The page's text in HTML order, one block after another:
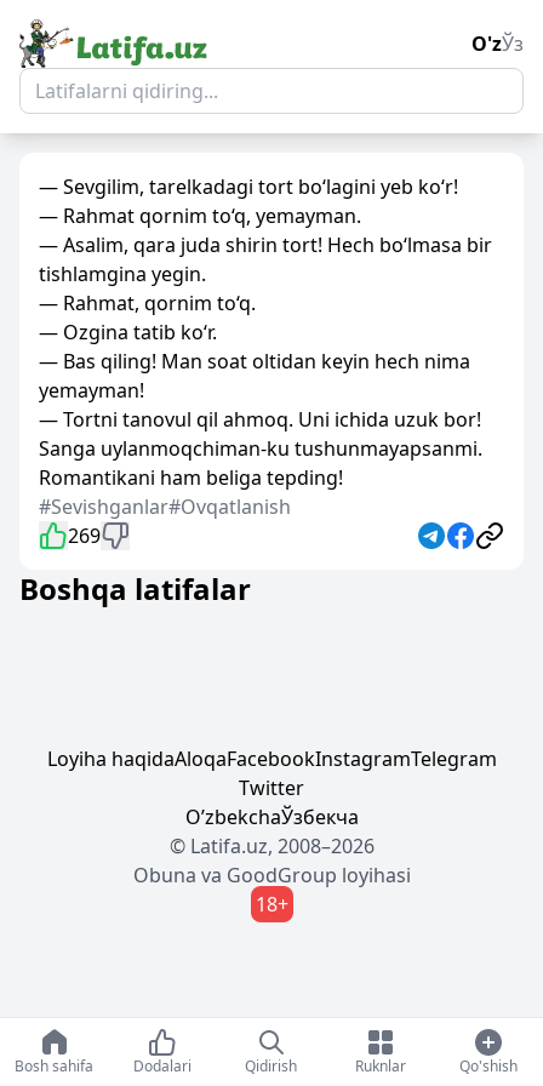
O'zЎз
— Sevgilim, tarelkadagi tort bo‘lagini yeb ko‘r!
— Rahmat qornim to‘q, yemayman.
— Asalim, qara juda shirin tort! Hech bo‘lmasa bir
tishlamgina yegin.
— Rahmat, qornim to‘q.
— Ozgina tatib ko‘r.
— Bas qiling! Man soat oltidan keyin hech nima
yemayman!
— Tortni tanovul qil ahmoq. Uni ichida uzuk bor!
Sanga uylanmoqchiman-ku tushunmayapsanmi.
Romantikani ham beliga tepding!
#Sevishganlar#Ovqatlanish
269
Boshqa latifalar
Loyiha haqidaAloqaFacebookInstagramTelegram
Twitter
OʼzbekchaЎзбекча
© Latifa.uz, 2008–2026
Obuna va GoodGroup loyihasi
18+
Bosh sahifa Dodalari Qidirish Ruknlar Qo'shish